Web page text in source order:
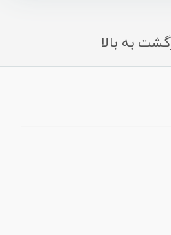
به بالا